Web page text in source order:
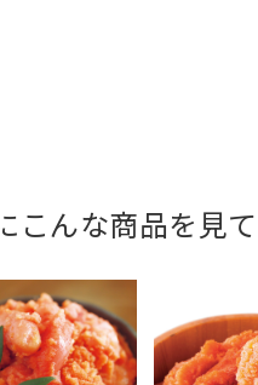
んな商品を見て